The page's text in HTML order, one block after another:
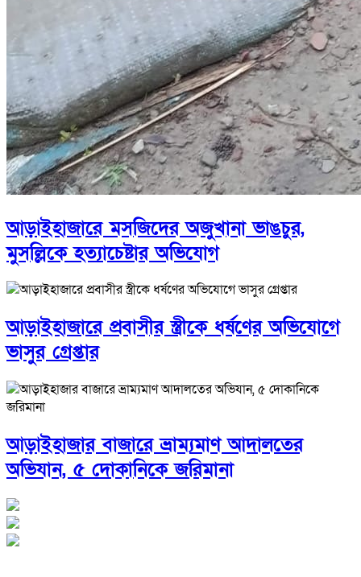
আড়াইহাজারে মস‌জি‌দের অজুখানা ভাঙচুর,
মুসল্লিকে হত্যাচেষ্টার অভিযোগ
আড়াইহাজারে প্রবাসীর স্ত্রীকে ধর্ষণের অভিযোগে
ভাসুর গ্রেপ্তার
আড়াইহাজার বাজারে ভ্রাম্যমাণ আদালতের
অভিযান, ৫ দোকানিকে জরিমানা